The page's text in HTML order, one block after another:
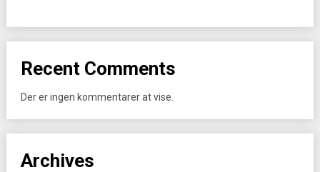
Recent Comments
Der er ingen kommentarer at vise.
Archives